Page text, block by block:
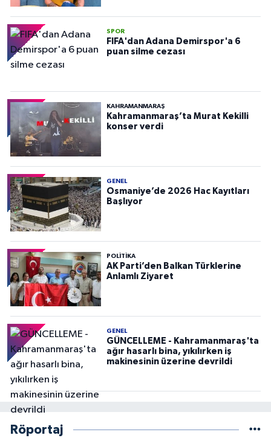
SPOR
FIFA'dan Adana Demirspor'a 6
puan silme cezası
KAHRAMANMARAŞ
Kahramanmaraş’ta Murat Kekilli
konser verdi
GENEL
Osmaniye’de 2026 Hac Kayıtları
Başlıyor
POLITIKA
AK Parti’den Balkan Türklerine
Anlamlı Ziyaret
GENEL
GÜNCELLEME - Kahramanmaraş'ta
ağır hasarlı bina, yıkılırken iş
makinesinin üzerine devrildi
Röportaj